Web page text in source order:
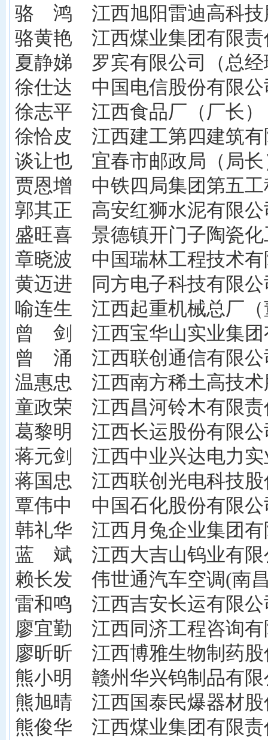
骆 鸿 江西旭阳雷迪高科技
骆黄艳 江西煤业集团有限责
夏静娣 罗宾有限公司（总经
徐仕达 中国电信股份有限公
徐志平 江西食品厂（厂长）
徐恰皮 江西建工第四建筑有
谈让也 宜春市邮政局（局长
贾恩增 中铁四局集团第五工
郭其正 高安红狮水泥有限公
盛旺喜 景德镇开门子陶瓷化
章晓波 中国瑞林工程技术有
黄迈进 同方电子科技有限公
喻连生 江西起重机械总厂（
曾 剑 江西宝华山实业集团
曾 涌 江西联创通信有限公
温惠忠 江西南方稀土高技术
童政荣 江西昌河铃木有限责
葛黎明 江西长运股份有限公
蒋元剑 江西中业兴达电力实
蒋国忠 江西联创光电科技股
覃伟中 中国石化股份有限公
韩礼华 江西月兔企业集团有
蓝 斌 江西大吉山钨业有限
赖长发 伟世通汽车空调(南
雷和鸣 江西吉安长运有限公
廖宜勤 江西同济工程咨询有
廖昕昕 江西博雅生物制药股
熊小明 赣州华兴钨制品有限
熊旭晴 江西国泰民爆器材股
熊俊华 江西煤业集团有限责